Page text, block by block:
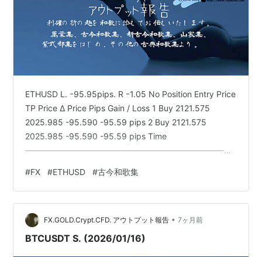
ETHUSD L. ｰ95.95pips. R ｰ1.05 No Position Entry Price
TP Price Δ Price Pips Gain / Loss 1 Buy 2121.575
2025.985 -95.590 -95.59 pips 2 Buy 2121.575
2025.985 -95.590 -95.59 pips Time
────────────────────────────────────
|TP2025.985 Higher Price││ Entry Zone│…
#FX #ETHUSD #古今和歌集
FX.GOLD.Crypt.CFD. アウトプット報告 • 7ヶ月前
BTCUSDT S. (2026/01/16)